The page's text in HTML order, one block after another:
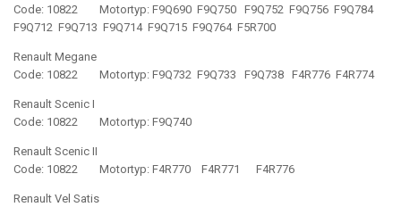
Code: 10822 Motortyp: F9Q690 F9Q750 F9Q752 F9Q756 F9Q784
F9Q712 F9Q713 F9Q714 F9Q715 F9Q764 F5R700
Renault Megane
Code: 10822 Motortyp: F9Q732 F9Q733 F9Q738 F4R776 F4R774
Renault Scenic I
Code: 10822 Motortyp: F9Q740
Renault Scenic II
Code: 10822 Motortyp: F4R770 F4R771 F4R776
Renault Vel Satis